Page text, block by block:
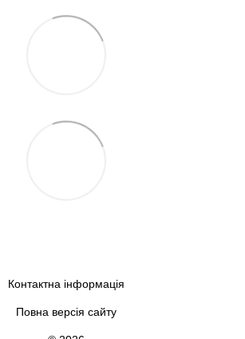
Контактна інформація
Повна версія сайту